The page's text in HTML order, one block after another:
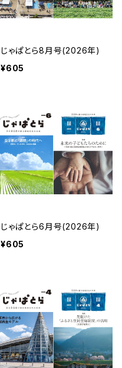
じゃぱとら8月号(2026年)
¥605
じゃぱとら6月号(2026年)
¥605